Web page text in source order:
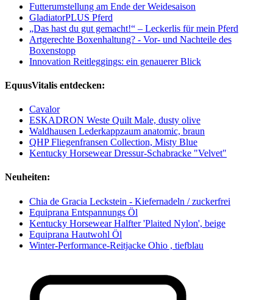
Futterumstellung am Ende der Weidesaison
GladiatorPLUS Pferd
„Das hast du gut gemacht!“ – Leckerlis für mein Pferd
Artgerechte Boxenhaltung? - Vor- und Nachteile des
Boxenstopp
Innovation Reitleggings: ein genauerer Blick
EquusVitalis entdecken:
Cavalor
ESKADRON Weste Quilt Male, dusty olive
Waldhausen Lederkappzaum anatomic, braun
QHP Fliegenfransen Collection, Misty Blue
Kentucky Horsewear Dressur-Schabracke "Velvet"
Neuheiten:
Chia de Gracia Leckstein - Kiefernadeln / zuckerfrei
Equiprana Entspannungs Öl
Kentucky Horsewear Halfter 'Plaited Nylon', beige
Equiprana Hautwohl Öl
Winter-Performance-Reitjacke Ohio , tiefblau